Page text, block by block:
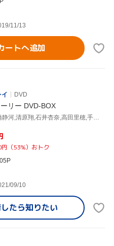
11/13
ートへ追加
イ
DVD
リー DVD-BOX
伊藤健太郎,石橋静河,清原翔,石井杏奈,高田里穂,手島実優,柴門ふみ(原作),戸田信子(音楽)
（53%）おトク
09/10
たら知りたい